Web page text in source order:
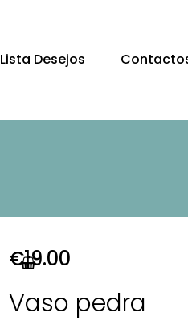
Lista Desejos
€19.00
Vaso pedra